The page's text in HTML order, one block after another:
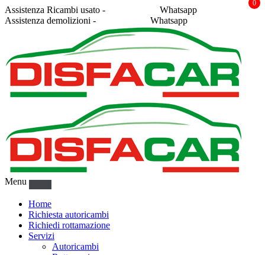
Assistenza Ricambi usato -
Whatsapp
Assistenza demolizioni -
Whatsapp
Menu
Home
Richiesta autoricambi
Richiedi rottamazione
Servizi
Autoricambi
0